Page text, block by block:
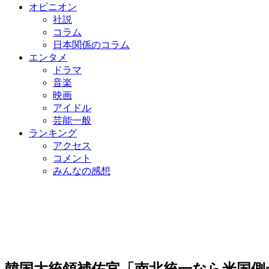
オピニオン
社説
コラム
日本関係のコラム
エンタメ
ドラマ
音楽
映画
アイドル
芸能一般
ランキング
アクセス
コメント
みんなの感想